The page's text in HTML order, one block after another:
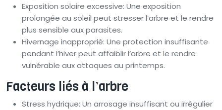
Exposition solaire excessive: Une exposition
prolongée au soleil peut stresser l’arbre et le rendre
plus sensible aux parasites.
Hivernage inapproprié: Une protection insuffisante
pendant l’hiver peut affaiblir l’arbre et le rendre
vulnérable aux attaques au printemps.
Facteurs liés à l’arbre
Stress hydrique: Un arrosage insuffisant ou irrégulier